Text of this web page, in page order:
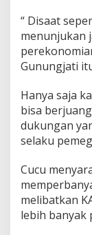
“ Disaat
menunjukan
Gunungjati
Hanya saja
bisa
dukungan
selaku
Cucu
melibatkan
lebih banyak